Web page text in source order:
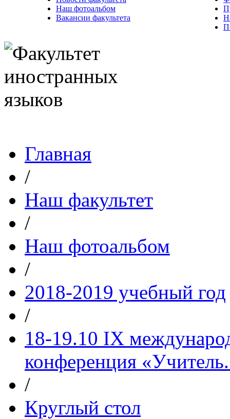
Наш фотоальбом
Вакансии факультета
Главная
/
Наш факультет
/
Наш фотоальбом
/
2018-2019 учебный год
/
18-19.10 IX
конференция
/
Круглый стол